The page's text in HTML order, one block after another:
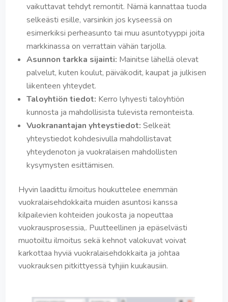
vaikuttavat tehdyt remontit. Nämä kannattaa tuoda
selkeästi esille, varsinkin jos kyseessä on
esimerkiksi perheasunto tai muu asuntotyyppi joita
markkinassa on verrattain vähän tarjolla.
Asunnon tarkka sijainti: Mainitse lähellä olevat
palvelut, kuten koulut, päiväkodit, kaupat ja julkisen
liikenteen yhteydet.
Taloyhtiön tiedot: Kerro lyhyesti taloyhtiön
kunnosta ja mahdollisista tulevista remonteista.
Vuokranantajan yhteystiedot: Selkeät
yhteystiedot kohdesivulla mahdollistavat
yhteydenoton ja vuokralaisen mahdollisten
kysymysten esittämisen.
Hyvin laadittu ilmoitus houkuttelee enemmän
vuokralaisehdokkaita muiden asuntosi kanssa
kilpailevien kohteiden joukosta ja nopeuttaa
vuokrausprosessia,. Puutteellinen ja epäselvästi
muotoiltu ilmoitus sekä kehnot valokuvat voivat
karkottaa hyviä vuokralaisehdokkaita ja johtaa
vuokrauksen pitkittyessä tyhjiin kuukausiin.